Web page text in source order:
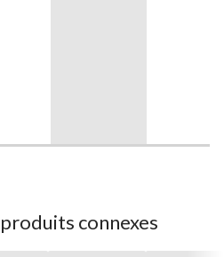
connexes